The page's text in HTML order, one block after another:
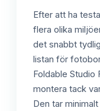
Efter att ha
flera olika
det snabbt
listan för
Foldable Studio
montera tack
Den tar